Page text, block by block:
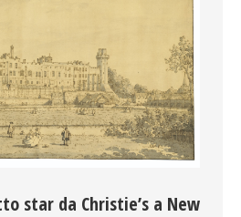
star da Christie’s a New